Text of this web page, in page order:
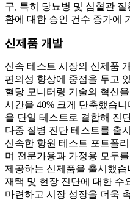
구, 특히 당뇨병 및 심혈관
환에 대한 승인 건수 증가에
신제품 개발
신속 테스트 시장의 신제품
편의성 향상에 중점을 두고
혈당 모니터링 기술의 혁신
시간을 40% 크게 단축했습
을 단일 테스트로 결합해 진
다중 질병 진단 테스트를 출
신속한 항원 테스트 포트폴
며 전문가용과 가정용 모두
제공하는 신제품을 출시했
재택 및 현장 진단에 대한 수
마련하고 시장 성장을 더욱